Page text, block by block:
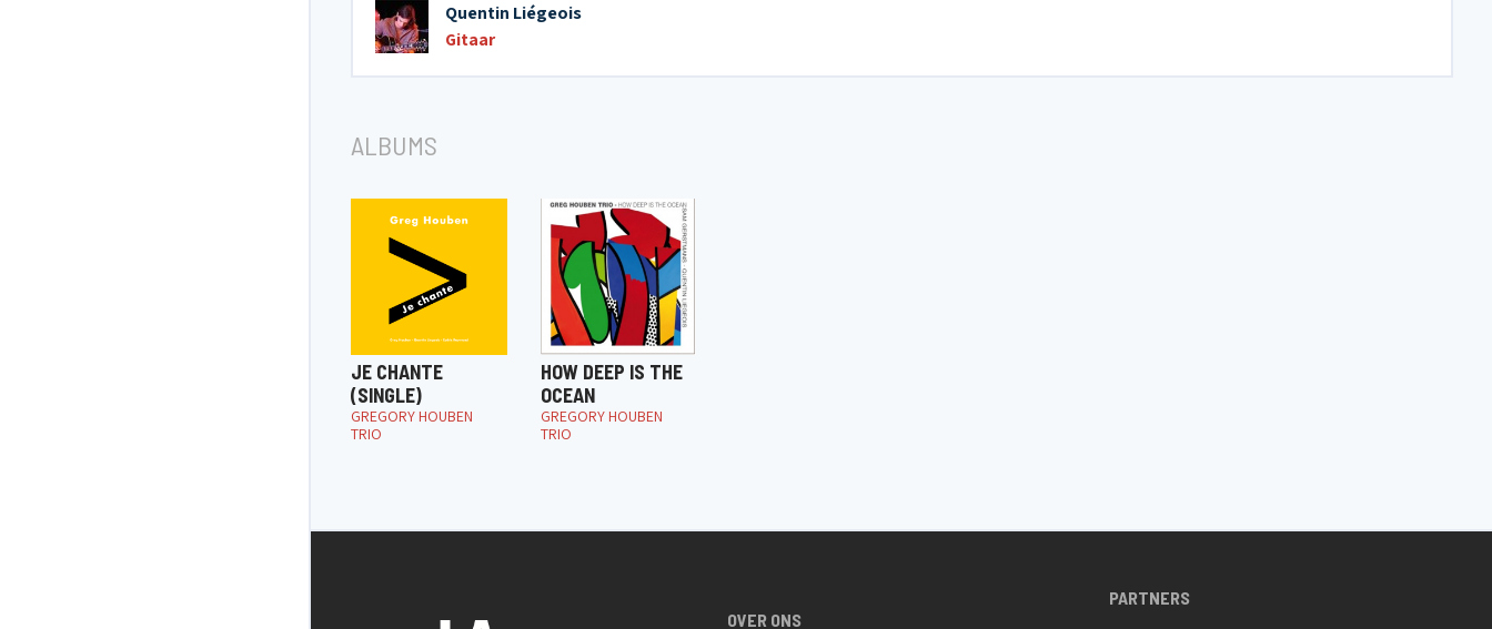
Quentin Liégeois
Gitaar
ALBUMS
JE CHANTE
(SINGLE)
GREGORY HOUBEN
TRIO
HOW DEEP IS THE
OCEAN
GREGORY HOUBEN
TRIO
OVER ONS
PARTNERS